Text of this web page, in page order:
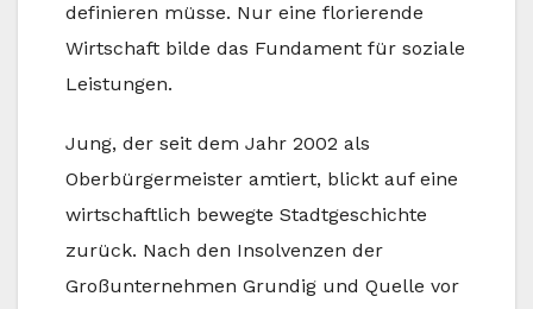
definieren müsse. Nur eine florierende
Wirtschaft bilde das Fundament für soziale
Leistungen.
Jung, der seit dem Jahr 2002 als
Oberbürgermeister amtiert, blickt auf eine
wirtschaftlich bewegte Stadtgeschichte
zurück. Nach den Insolvenzen der
Großunternehmen Grundig und Quelle vor